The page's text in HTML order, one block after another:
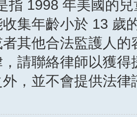
指 1998 年美國的
集年齡小於 13 歲
其他合法監護人
請聯絡律師以獲
，並不會提供法